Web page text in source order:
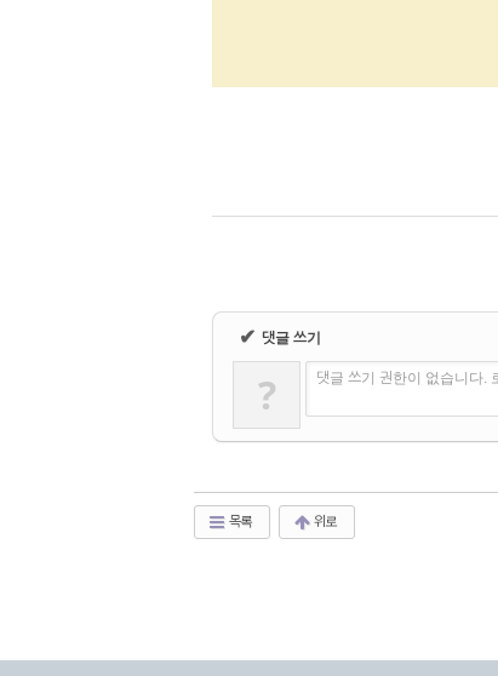
✔ 댓글 쓰기
? 댓글 쓰기 권한이 없습니다.
목록 위로